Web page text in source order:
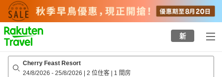
to
top
page
新
Cherry Feast Resort
24/8/2026 - 25/8/2026 | 2 位住客 | 1 間房